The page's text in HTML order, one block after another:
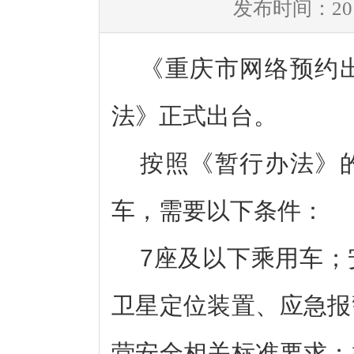
发布时间：
《重庆市网络预
法》正式出台。
按照《暂行办法》
车，需要以下条件：
7座及以下乘用车
卫星定位装置、应急